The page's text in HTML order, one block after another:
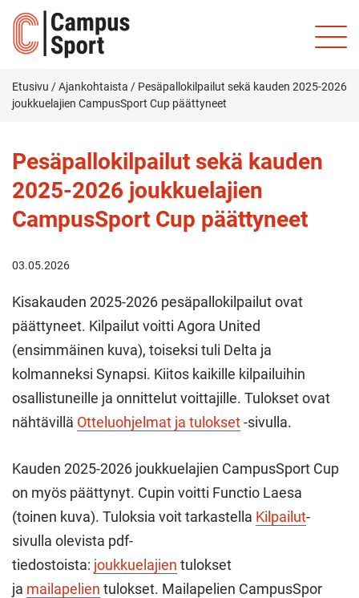
Etusivu /Ajankohtaista / Pesäpallokilpailut sekä kauden 2025-2026
joukkuelajien CampusSport Cup päättyneet
Pesäpallokilpailut sekä kauden
2025-2026 joukkuelajien
CampusSport Cup päättyneet
03.05.2026
Kisakauden 2025-2026 pesäpallokilpailut ovat
päättyneet. Kilpailut voitti Agora United
(ensimmäinen kuva), toiseksi tuli Delta ja
kolmanneksi Synapsi. Kiitos kaikille kilpailuihin
osallistuneille ja onnittelut voittajille. Tulokset ovat
nähtävillä Otteluohjelmat ja tulokset-sivulla.
Kauden 2025-2026 joukkuelajien CampusSport Cup
on myös päättynyt. Cupin voitti Functio Laesa
(toinen kuva). Tuloksia voit tarkastella Kilpailut-
sivulla olevista pdf-
tiedostoista: joukkuelajien tulokset
ja mailapelien tulokset. Mailapelien CampusSpor